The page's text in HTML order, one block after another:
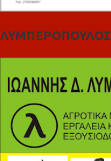
ΛΥΜΠΕΡΟΠΟΥΛΟΣ